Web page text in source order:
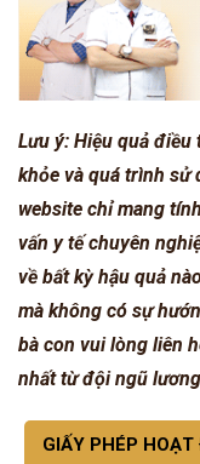
Lưu ý: Hiệu quả
khỏe và quá trình sử
website chỉ mang
vấn y tế chuyên
về bất kỳ hậu quả
mà không có sự
bà con vui lòng liên
nhất từ đội ngũ
GIẤY PHÉP